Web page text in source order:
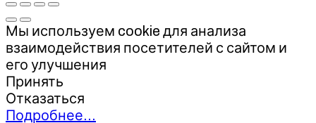
Мы используем cookie для анализа
взаимодействия посетителей с сайтом и
его улучшения
Принять
Отказаться
Подробнее…